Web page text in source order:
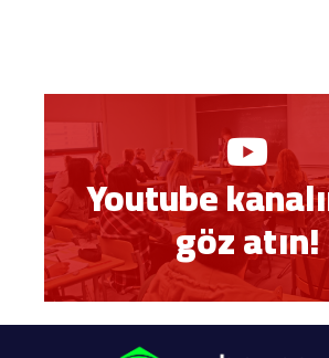
Youtube
göz atın!